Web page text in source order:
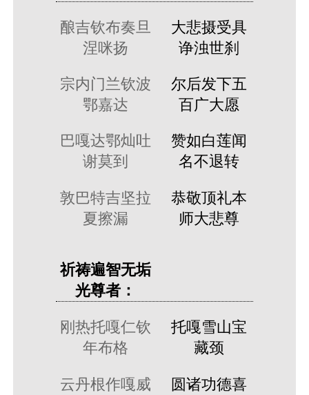
酿吉钦布奏旦
涅咪扬
大悲摄受具
诤浊世刹
宗内门兰钦波
鄂嘉达
尔后发下五
百广大愿
巴嘎达鄂灿吐
谢莫到
赞如白莲闻
名不退转
敦巴特吉坚拉
夏擦漏
恭敬顶礼本
师大悲尊
祈祷遍智无垢
光尊者：
刚热托嘎仁钦
年布格
托嘎雪山宝
藏颈
云丹根作嘎威
圆诸功德喜